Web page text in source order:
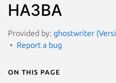
НАЗВА
Provided by: ghostwriter
Report a bug
On this page